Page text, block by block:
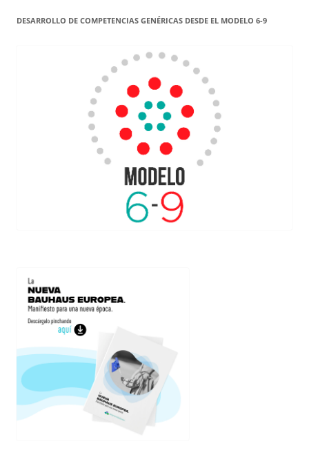
DESARROLLO DE COMPETENCIAS GENÉRICAS DESDE EL MODELO 6-9